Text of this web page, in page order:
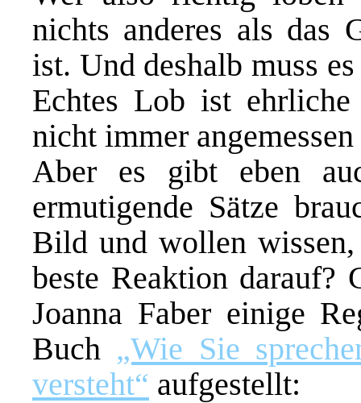
nichts anderes als das
ist. Und deshalb muss
Echtes Lob ist
nicht immer
Aber es gibt eben
ermutigende Sätze
Bild und wollen
beste Reaktion darauf?
Joanna Faber einige
Buch „Wie Sie
versteht“ aufgestellt: